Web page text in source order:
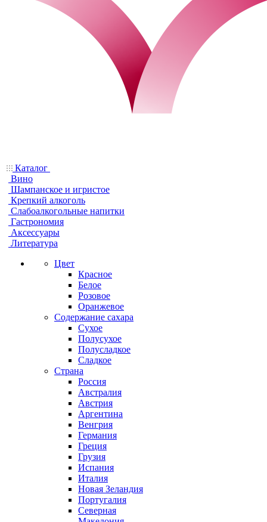
Каталог
Вино
Шампанское и игристое
Крепкий алкоголь
Слабоалкогольные напитки
Гастрономия
Аксессуары
Литература
Цвет
Красное
Белое
Розовое
Оранжевое
Содержание сахара
Сухое
Полусухое
Полусладкое
Сладкое
Страна
Россия
Австралия
Австрия
Аргентина
Венгрия
Германия
Греция
Грузия
Испания
Италия
Новая Зеландия
Португалия
Северная